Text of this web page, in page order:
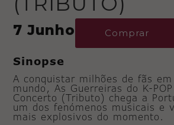
7 Junho Comprar
Sinopse
A conquistar milhões de fãs
mundo, As Guerreiras do K-
Concerto (Tributo) chega a
um dos fenómenos musicais e
mais explosivos do momento.